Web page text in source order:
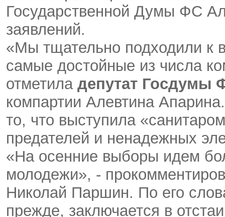
Государственной Думы ФС
заявлений.
«Мы тщательно подходили к
самые достойные из числа
отметила депутат Госдумы
компартии Алевтина
то, что выступила
предателей и ненадежных
«На осенние выборы идем
молодежи», -
Николай Паршин. По его
прежде, заключается в